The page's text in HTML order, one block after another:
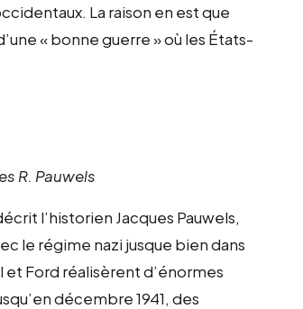
La raison en est que
« bonne guerre » où les États-
R. Pauwels
l’historien Jacques Pauwels,
le régime nazi jusque bien dans
et Ford réalisèrent d’énormes
décembre 1941, des